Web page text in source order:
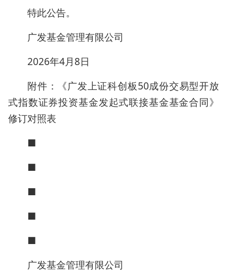
特此公告。
广发基金管理有限公司
2026年4月8日
附件：《广发上证科创板50成份交易型开放
式指数证券投资基金发起式联接基金基金合同》
修订对照表
■
■
■
■
■
广发基金管理有限公司